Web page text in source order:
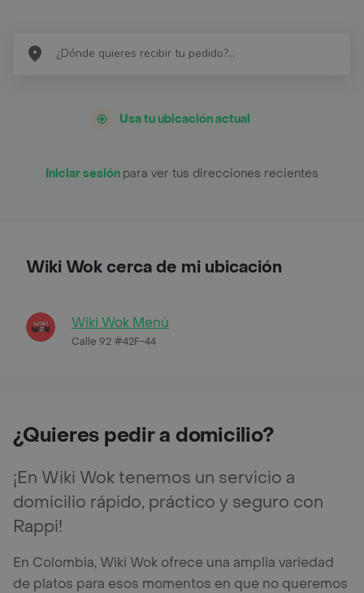
Usa tu ubicación actual
Iniciar sesión para ver tus direcciones recientes
Wiki Wok cerca de mi ubicación
Wiki Wok Menú
Calle 92 #42F-44
¿Quieres pedir a domicilio?
¡En Wiki Wok tenemos un servicio a
domicilio rápido, práctico y seguro con
Rappi!
En Colombia, Wiki Wok ofrece una amplia variedad
de platos para esos momentos en que no queremos